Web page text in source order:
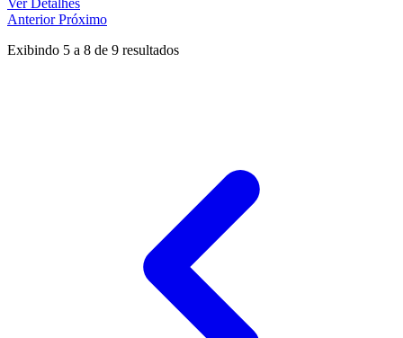
Ver Detalhes
AnteriorPróximo
Exibindo 5 a 8 de 9 resultados